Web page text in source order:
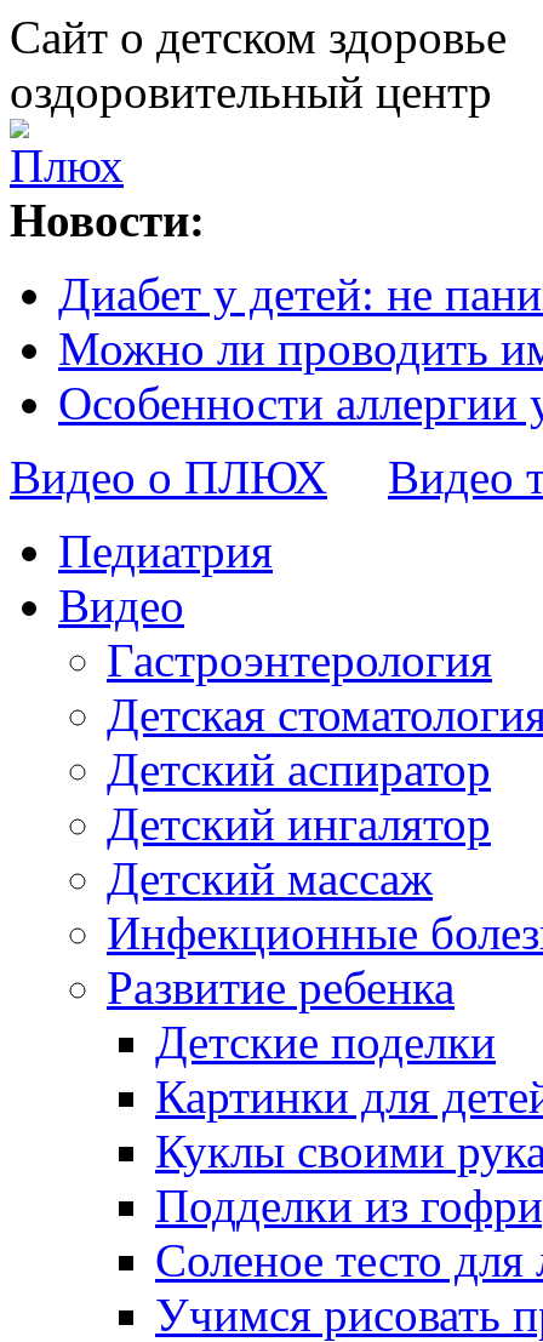
Сайт о детском здоровье
оздоровительный центр
Новости:
Диабет у детей: не
Можно ли проводить
Особенности аллергии
Видео о ПЛЮХ
Видео
Педиатрия
Видео
Гастроэнтерология
Детская
Детский аспиратор
Детский ингалятор
Детский массаж
Инфекционные
Развитие ребенка
Детские поделки
Картинки для
Куклы своими
Подделки из
Соленое тесто для
Учимся рисовать